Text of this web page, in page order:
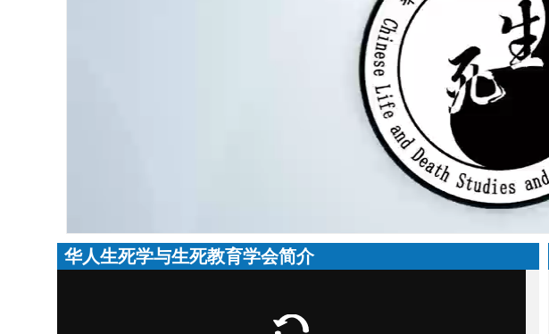
华人生死学与生死教育学会简介